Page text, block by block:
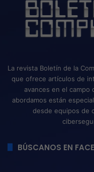
La revista Boletín de la
que ofrece artículos de
avances en el campo
abordamos están
desde equipos de
BÚSCANOS EN